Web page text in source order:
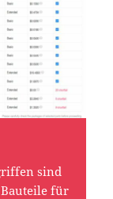
sind
für